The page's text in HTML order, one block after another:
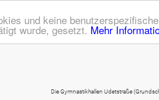
und keine
wurde, gesetzt. Mehr
Udetstraße (Grundschule) und die Graf-Zeppelin